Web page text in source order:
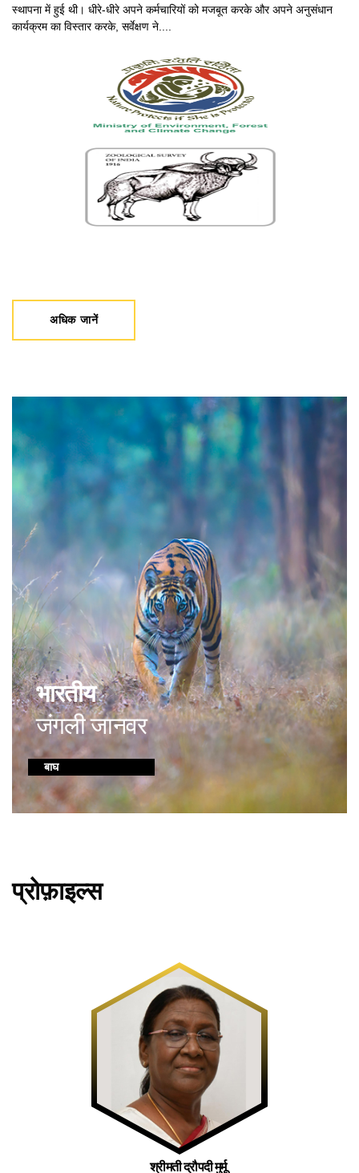
भारतीय
जंगली जानवर
बाघ
स्थापना में हुई थी। धीरे-धीरे अपने कर्मचारियों को मजबूत करके और अपने अनुसंधान
कार्यक्रम का विस्तार करके, सर्वेक्षण ने....
अधिक जानें
प्रोफ़ाइल्स
श्रीमती द्रौपदी मुर्मू